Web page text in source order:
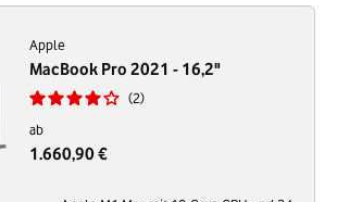
Apple
MacBook Pro 2021 - 16,2"
2
ab
1.660,90 €